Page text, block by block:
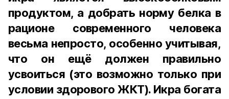
продуктом, а добрать норму белка в
рационе современного человека
весьма непросто, особенно учитывая,
что он ещё должен правильно
усвоиться (это возможно только при
условии здорового ЖКТ). Икра богата